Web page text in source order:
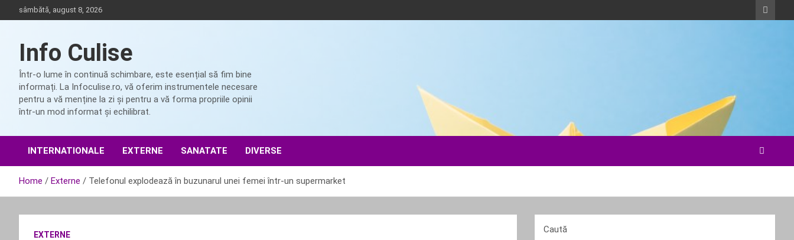
to
sâmbătă, august 8, 2026
Info Culise
Într-o lume în continuă schimbare, este esențial să fim bine
informați. La Infoculise.ro, vă oferim instrumentele necesare
pentru a vă menține la zi și pentru a vă forma propriile opinii
într-un mod informat și echilibrat.
INTERNATIONALE EXTERNE SANATATE DIVERSE
Home Externe Telefonul explodează în buzunarul unei femei într-un supermarket
EXTERNE Caută